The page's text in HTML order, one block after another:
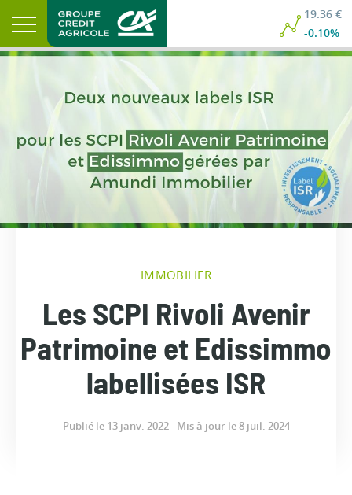
19.36 €
-0.10%
IMMOBILIER
Les SCPI Rivoli Avenir
Patrimoine et Edissimmo
labellisées ISR
Publié le 13 janv. 2022 - Mis à jour le 8 juil. 2024